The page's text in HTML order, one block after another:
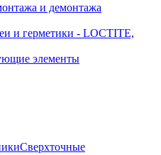
и демонтажа
и герметики - LOCTITE,
элементы
Сверхточные